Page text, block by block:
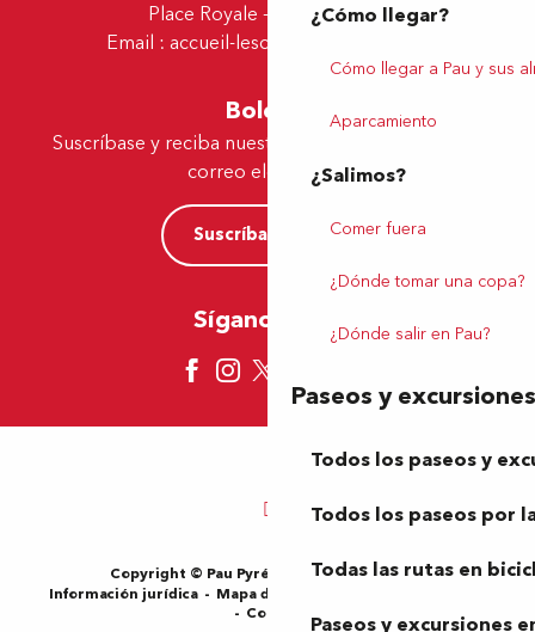
¿Cómo llegar?
Cómo llegar a Pau y sus
Aparcamiento
¿Salimos?
Comer fuera
¿Dónde tomar una copa?
¿Dónde salir en Pau?
Paseos y excursiones
Todos los paseos y
Todos los paseos por
Todas las rutas en
Paseos y excursiones
Place Royale - 64230 Lescar
Email : accueil-lescar@tourismepau.fr
Boletín
Suscríbase y reciba nuestras ofertas y noticias por
correo electrónico
Suscríbase ahora
Síganos aquí
Copyright © Pau Pyrénées Tourisme 2024
Información jurídica
Mapa del sitio
Cookies